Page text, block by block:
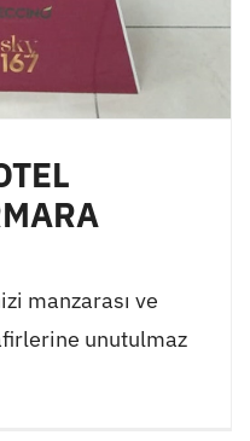
manzarası ve
unutulmaz